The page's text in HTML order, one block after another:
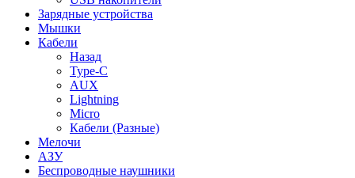
Зарядные устройства
Мышки
Кабели
Назад
Type-C
AUX
Lightning
Micro
Кабели (Разные)
Мелочи
АЗУ
Беспроводные наушники